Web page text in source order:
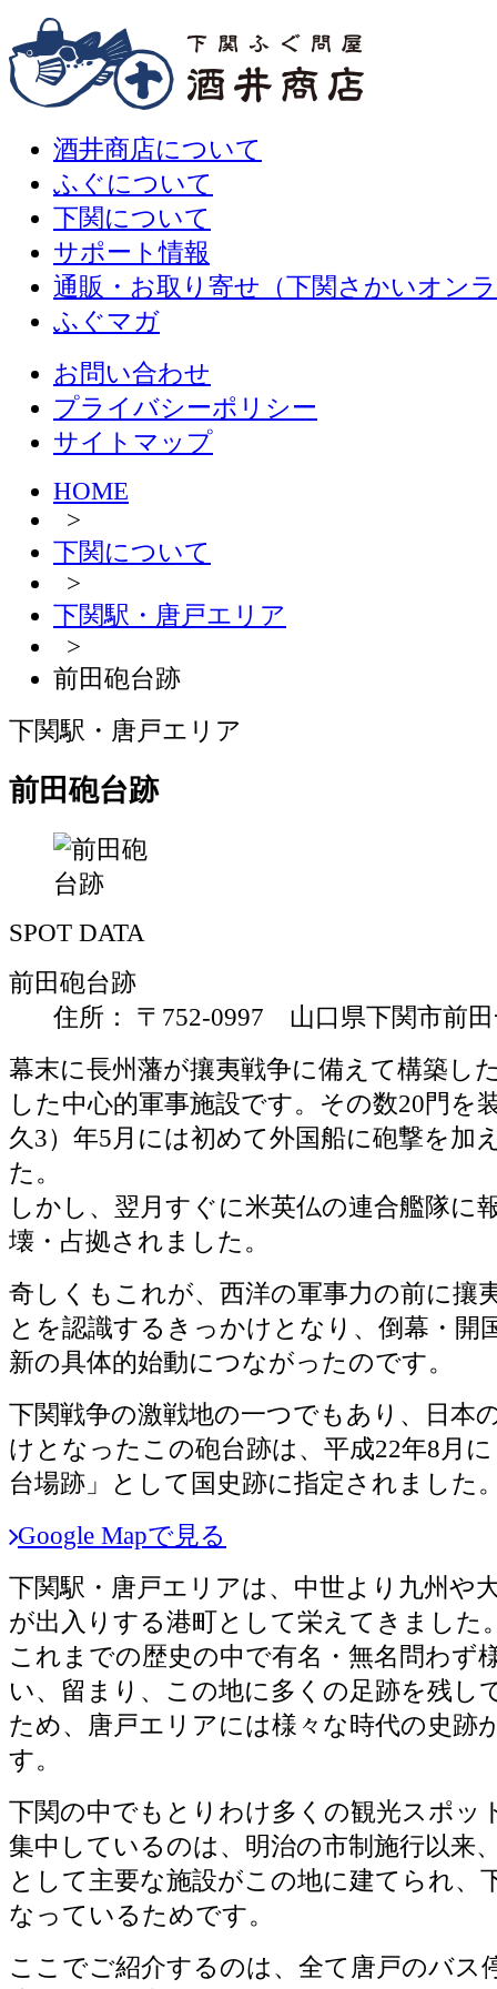
酒井商店について
ふぐについて
下関について
サポート情報
通販・お取り寄せ（下関さかいオン
ふぐマガ
お問い合わせ
プライバシーポリシー
サイトマップ
HOME
>
下関について
>
下関駅・唐戸エリア
>
前田砲台跡
下関駅・唐戸エリア
前田砲台跡
SPOT DATA
前田砲台跡
住所： 〒752-0997 山口県下関市前
幕末に長州藩が攘夷戦争に備えて構築し
した中心的軍事施設です。その数20門を
久3）年5月には初めて外国船に砲撃を加
た。
しかし、翌月すぐに米英仏の連合艦隊に
壊・占拠されました。
奇しくもこれが、西洋の軍事力の前に攘
とを認識するきっかけとなり、倒幕・開
新の具体的始動につながったのです。
下関戦争の激戦地の一つでもあり、日本
けとなったこの砲台跡は、平成22年8月
台場跡」として国史跡に指定されました
Google Mapで見る
下関駅・唐戸エリアは、中世より九州や
が出入りする港町として栄えてきました
これまでの歴史の中で有名・無名問わず
い、留まり、この地に多くの足跡を残し
ため、唐戸エリアには様々な時代の史跡
す。
下関の中でもとりわけ多くの観光スポッ
集中しているのは、明治の市制施行以来
として主要な施設がこの地に建てられ、
なっているためです。
ここでご紹介するのは、全て唐戸のバス